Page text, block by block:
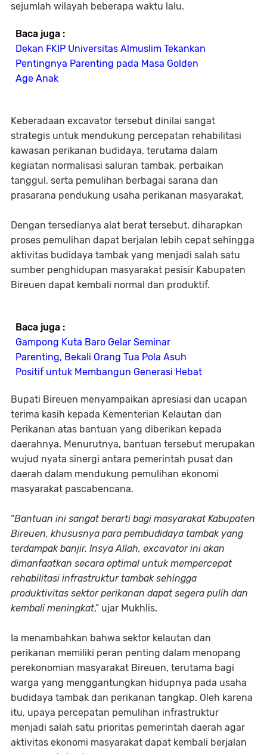
sejumlah wilayah beberapa waktu lalu.
Baca juga :
Dekan FKIP Universitas Almuslim Tekankan
Pentingnya Parenting pada Masa Golden
Age Anak
Keberadaan excavator tersebut dinilai sangat
strategis untuk mendukung percepatan rehabilitasi
kawasan perikanan budidaya, terutama dalam
kegiatan normalisasi saluran tambak, perbaikan
tanggul, serta pemulihan berbagai sarana dan
prasarana pendukung usaha perikanan masyarakat.
Dengan tersedianya alat berat tersebut, diharapkan
proses pemulihan dapat berjalan lebih cepat sehingga
aktivitas budidaya tambak yang menjadi salah satu
sumber penghidupan masyarakat pesisir Kabupaten
Bireuen dapat kembali normal dan produktif.
Baca juga :
Gampong Kuta Baro Gelar Seminar
Parenting, Bekali Orang Tua Pola Asuh
Positif untuk Membangun Generasi Hebat
Bupati Bireuen menyampaikan apresiasi dan ucapan
terima kasih kepada Kementerian Kelautan dan
Perikanan atas bantuan yang diberikan kepada
daerahnya. Menurutnya, bantuan tersebut merupakan
wujud nyata sinergi antara pemerintah pusat dan
daerah dalam mendukung pemulihan ekonomi
masyarakat pascabencana.
“Bantuan ini sangat berarti bagi masyarakat Kabupaten
Bireuen, khususnya para pembudidaya tambak yang
terdampak banjir. Insya Allah, excavator ini akan
dimanfaatkan secara optimal untuk mempercepat
rehabilitasi infrastruktur tambak sehingga
produktivitas sektor perikanan dapat segera pulih dan
kembali meningkat,” ujar Mukhlis.
Ia menambahkan bahwa sektor kelautan dan
perikanan memiliki peran penting dalam menopang
perekonomian masyarakat Bireuen, terutama bagi
warga yang menggantungkan hidupnya pada usaha
budidaya tambak dan perikanan tangkap. Oleh karena
itu, upaya percepatan pemulihan infrastruktur
menjadi salah satu prioritas pemerintah daerah agar
aktivitas ekonomi masyarakat dapat kembali berjalan